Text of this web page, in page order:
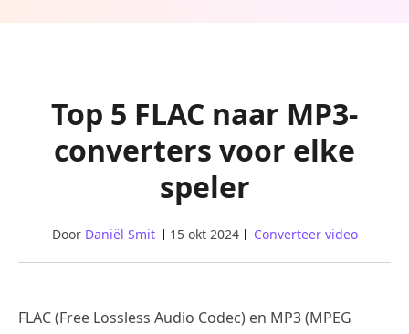
Top 5 FLAC naar MP3-
converters voor elke
speler
Door Daniël Smit 15 okt 2024 Converteer video
FLAC (Free Lossless Audio Codec) en MP3 (MPEG